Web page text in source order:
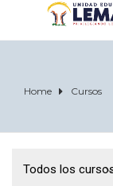
Home Cursos